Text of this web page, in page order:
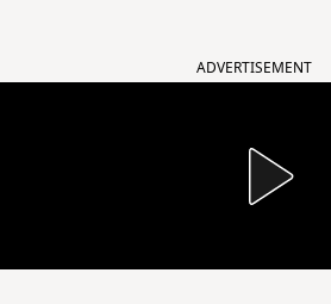
ADVERTISEMENT